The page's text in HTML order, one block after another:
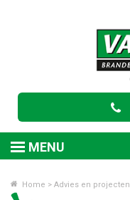
MENU
Home > Advies en projecten